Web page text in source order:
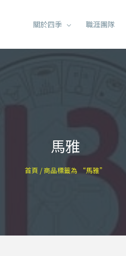
關於四季 職涯團隊
馬雅
首頁 / 商品標籤為 “馬雅”